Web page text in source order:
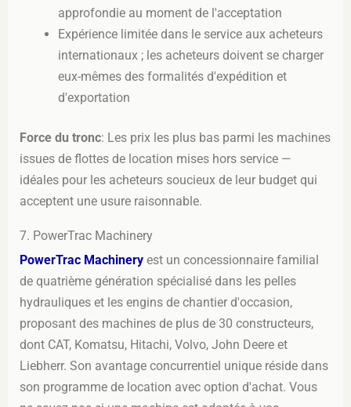
approfondie au moment de l'acceptation
Expérience limitée dans le service aux acheteurs
internationaux ; les acheteurs doivent se charger
eux-mêmes des formalités d'expédition et
d'exportation
Force du tronc: Les prix les plus bas parmi les machines
issues de flottes de location mises hors service —
idéales pour les acheteurs soucieux de leur budget qui
acceptent une usure raisonnable.
7. PowerTrac Machinery
PowerTrac Machinery est un concessionnaire familial
de quatrième génération spécialisé dans les pelles
hydrauliques et les engins de chantier d'occasion,
proposant des machines de plus de 30 constructeurs,
dont CAT, Komatsu, Hitachi, Volvo, John Deere et
Liebherr. Son avantage concurrentiel unique réside dans
son programme de location avec option d'achat. Vous